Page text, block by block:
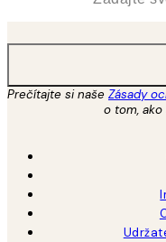
Prečítajte si naše Zásady
o tom, ako